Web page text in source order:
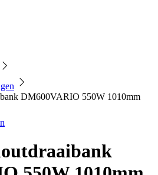
DM600VARIO 550W 1010mm